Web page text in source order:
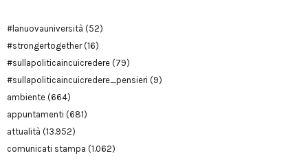
#lanuovauniversità (52)
#strongertogether(16)
#sullapoliticaincuicredere (79)
#sullapoliticaincuicredere_pensieri (9)
ambiente (664)
appuntamenti (681)
attualità (13.952)
comunicati stampa (1.062)